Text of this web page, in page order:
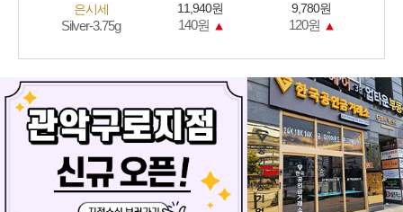
은시세
Silver-3.75g
11,940원
140원
9,780원
120원